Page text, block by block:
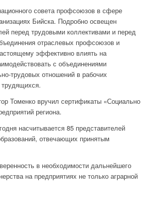
совета профсоюзов в сфере
Бийска. Подробно освещен
перед трудовыми коллективами и перед
отраслевых профсоюзов и
эффективно влиять на
с объединениями
трудовых отношений в рабочих
трудящихся.
Томенко вручил сертификаты «Социально
региона.
насчитывается 85 представителей
отвечающих принятым
в необходимости дальнейшего
на предприятиях не только аграрной